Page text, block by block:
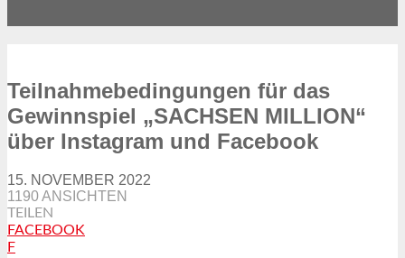
Teilnahmebedingungen für das
Gewinnspiel „SACHSEN MILLION“
über Instagram und Facebook
15. NOVEMBER 2022
1190 ANSICHTEN
TEILEN
FACEBOOK
F